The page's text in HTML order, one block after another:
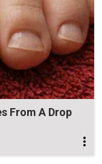
From A Drop